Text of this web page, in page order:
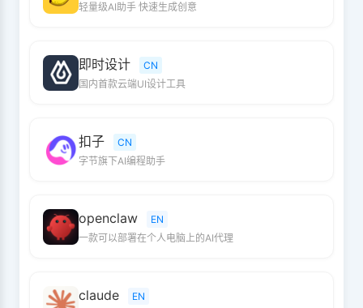
轻量级AI助手 快速生成创意
即时设计
CN
国内首款云端UI设计工具
扣子
CN
字节旗下AI编程助手
openclaw
EN
一款可以部署在个人电脑上的AI代理
claude
EN